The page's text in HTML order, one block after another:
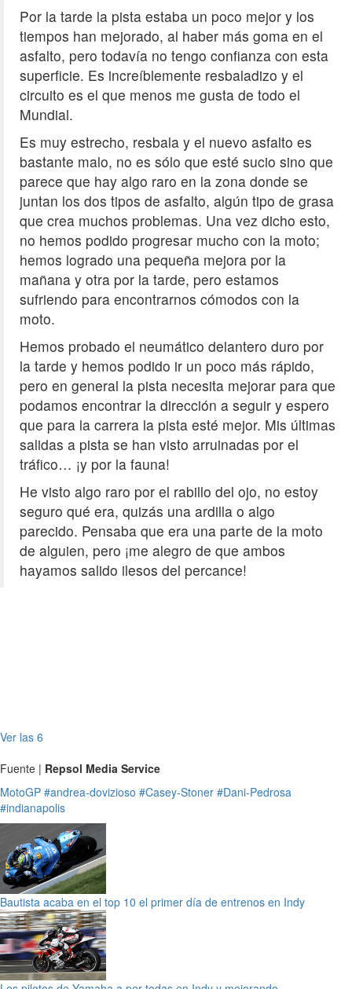
Por la tarde la pista estaba un poco mejor y los
tiempos han mejorado, al haber más goma en el
asfalto, pero todavía no tengo confianza con esta
superficie. Es increíblemente resbaladizo y el
circuito es el que menos me gusta de todo el
Mundial.
Es muy estrecho, resbala y el nuevo asfalto es
bastante malo, no es sólo que esté sucio sino que
parece que hay algo raro en la zona donde se
juntan los dos tipos de asfalto, algún tipo de grasa
que crea muchos problemas. Una vez dicho esto,
no hemos podido progresar mucho con la moto;
hemos logrado una pequeña mejora por la
mañana y otra por la tarde, pero estamos
sufriendo para encontrarnos cómodos con la
moto.
Hemos probado el neumático delantero duro por
la tarde y hemos podido ir un poco más rápido,
pero en general la pista necesita mejorar para que
podamos encontrar la dirección a seguir y espero
que para la carrera la pista esté mejor. Mis últimas
salidas a pista se han visto arruinadas por el
tráfico… ¡y por la fauna!
He visto algo raro por el rabillo del ojo, no estoy
seguro qué era, quizás una ardilla o algo
parecido. Pensaba que era una parte de la moto
de alguien, pero ¡me alegro de que ambos
hayamos salido ilesos del percance!
Ver las 6
Fuente | Repsol Media Service
MotoGP #andrea-dovizioso #Casey-Stoner #Dani-Pedrosa
#indianapolis
Bautista acaba en el top 10 el primer día de entrenos en Indy